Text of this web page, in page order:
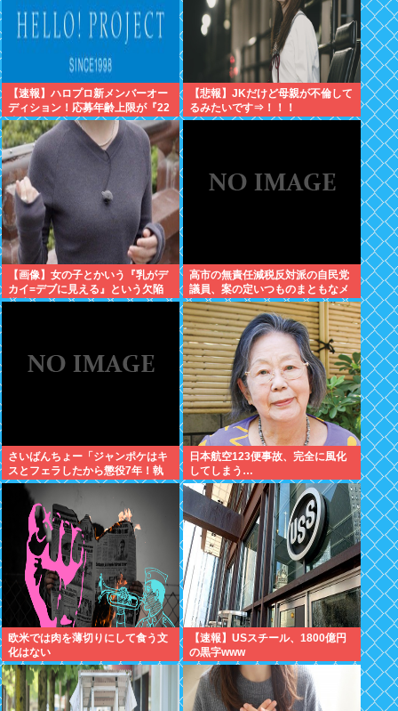
【速報】ハロプロ新メンバーオー
ディション！応募年齢上限が『22
歳』に引き上げられる
【悲報】JKだけど母親が不倫して
るみたいです⇒！！！
【画像】女の子とかいう『乳がデ
カイ=デブに見える』という欠陥
構造www
高市の無責任減税反対派の自民党
議員、案の定いつものまともなメ
ンツだったwww
さいばんちょー「ジャンポケはキ
スとフェラしたから懲役7年！執
行猶予なし！」←殺人並みに重く
日本航空123便事故、完全に風化
してしまう…
欧米では肉を薄切りにして食う文
化はない
【速報】USスチール、1800億円
の黒字www